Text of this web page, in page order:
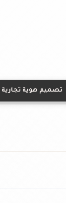
تصميم هوية تجارية